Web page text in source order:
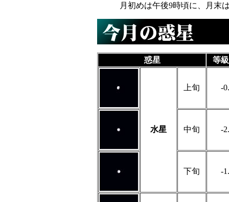
月初めは午後9時頃に、月末
惑星 等級
水星
上旬 -
中旬 -
下旬 -